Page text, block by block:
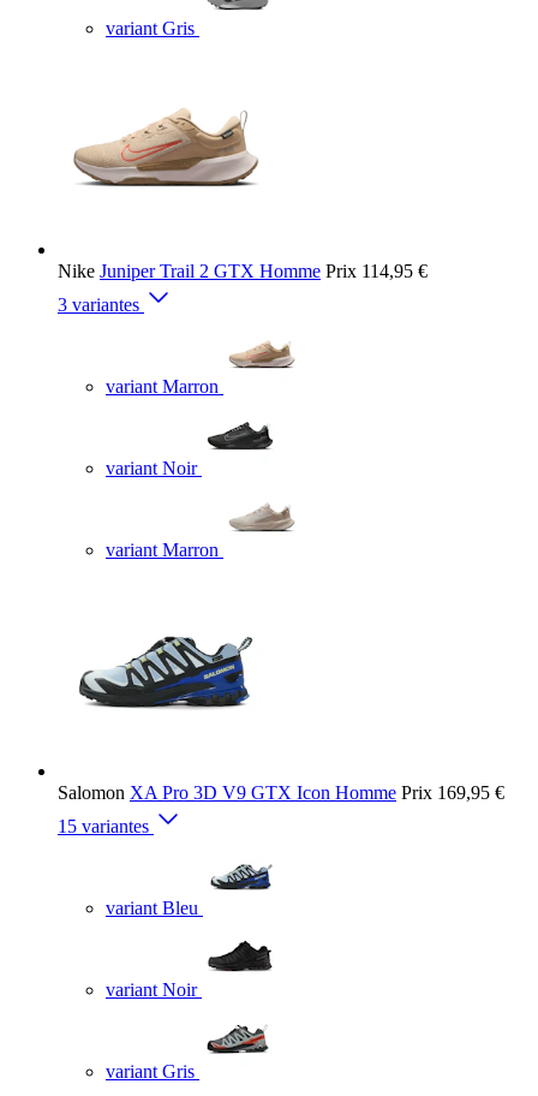
variant Gris
Nike Juniper Trail 2 GTX Homme Prix 114,95 €
3 variantes
variant Marron
variant Noir
variant Marron
Salomon XA Pro 3D V9 GTX Icon Homme Prix 169,95 €
15 variantes
variant Bleu
variant Noir
variant Gris